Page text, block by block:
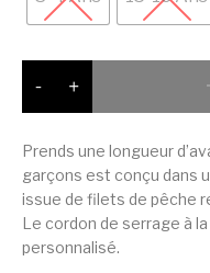
Prends une longueur
garçons est conçu dans
issue de filets de pêche
Le cordon de serrage à
personnalisé.
-
+